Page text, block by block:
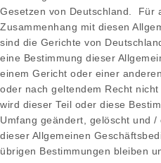
Gesetzen von Deutschland. Für
Zusammenhang mit diesen
sind die Gerichte von
eine Bestimmung dieser
einem Gericht oder einer
oder nach geltendem Recht
wird dieser Teil oder diese
Umfang geändert, gelöscht und
dieser Allgemeinen
übrigen Bestimmungen bleiben